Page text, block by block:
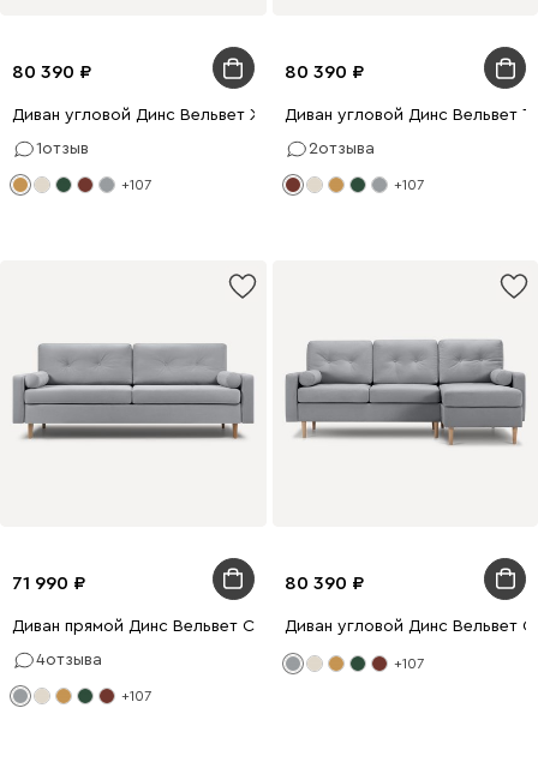
80 390
Диван угловой Динс Вельвет Желтый
1отзыв
+107
80 390
Диван угловой Динс Вельвет
2отзыва
+107
71 990
Диван прямой Динс Вельвет Светло-серый
4отзыва
+107
80 390
Диван угловой Динс Вельвет
+107